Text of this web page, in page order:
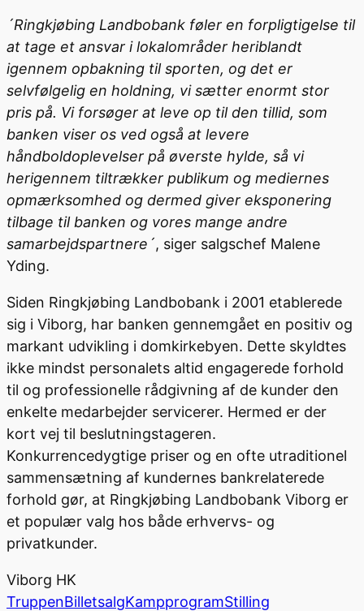
´Ringkjøbing Landbobank føler en forpligtigelse til
at tage et ansvar i lokalområder heriblandt
igennem opbakning til sporten, og det er
selvfølgelig en holdning, vi sætter enormt stor
pris på. Vi forsøger at leve op til den tillid, som
banken viser os ved også at levere
håndboldoplevelser på øverste hylde, så vi
herigennem tiltrækker publikum og mediernes
opmærksomhed og dermed giver eksponering
tilbage til banken og vores mange andre
samarbejdspartnere´, siger salgschef Malene
Yding.
Siden Ringkjøbing Landbobank i 2001 etablerede
sig i Viborg, har banken gennemgået en positiv og
markant udvikling i domkirkebyen. Dette skyldtes
ikke mindst personalets altid engagerede forhold
til og professionelle rådgivning af de kunder den
enkelte medarbejder servicerer. Hermed er der
kort vej til beslutningstageren.
Konkurrencedygtige priser og en ofte utraditionel
sammensætning af kundernes bankrelaterede
forhold gør, at Ringkjøbing Landbobank Viborg er
et populær valg hos både erhvervs- og
privatkunder.
Viborg HK
TruppenBilletsalgKampprogramStilling